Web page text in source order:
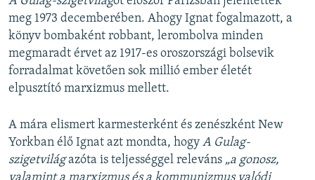
meg 1973 decemberében. Ahogy Ignat fogalmazott, a
könyv bombaként robbant, lerombolva minden
megmaradt érvet az 1917-es oroszországi bolsevik
forradalmat követően sok millió ember életét
elpusztító marxizmus mellett.
A mára elismert karmesterként és zenészként New
Yorkban élő Ignat azt mondta, hogy A Gulag-
szigetvilágazóta is teljességgel releváns „a gonosz,